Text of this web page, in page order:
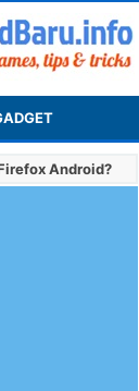
Android?